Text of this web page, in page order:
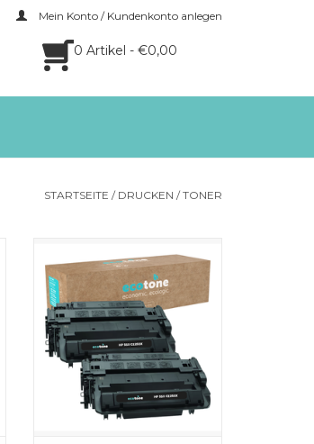
Mein Konto / Kundenkonto anlegen
0 Artikel - €0,00
STARTSEITE / DRUCKEN /TONER
(BL), goed voor 2x 12000
paginaƒ??s. Geoptimaliseerd
voor scherpe afdrukken en
betrouwbare prestaties met je
HP printer.